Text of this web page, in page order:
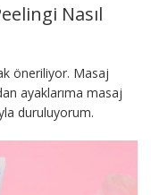
Nasıl
öneriliyor. Masaj
ayaklarıma masaj
duruluyorum.